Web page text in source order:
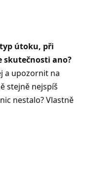
útoku, při
skutečnosti ano?
a upozornit na
stejně nejspíš
nestalo? Vlastně